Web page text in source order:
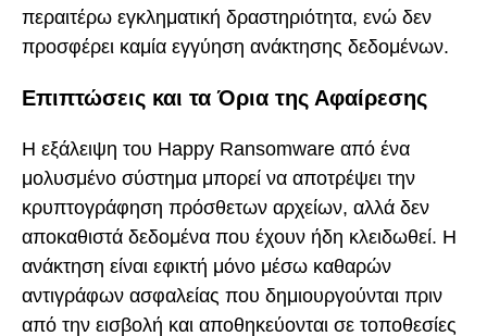
περαιτέρω εγκληματική δραστηριότητα, ενώ δεν
προσφέρει καμία εγγύηση ανάκτησης δεδομένων.
Επιπτώσεις και τα Όρια της Αφαίρεσης
Η εξάλειψη του Happy Ransomware από ένα
μολυσμένο σύστημα μπορεί να αποτρέψει την
κρυπτογράφηση πρόσθετων αρχείων, αλλά δεν
αποκαθιστά δεδομένα που έχουν ήδη κλειδωθεί. Η
ανάκτηση είναι εφικτή μόνο μέσω καθαρών
αντιγράφων ασφαλείας που δημιουργούνται πριν
από την εισβολή και αποθηκεύονται σε τοποθεσίες